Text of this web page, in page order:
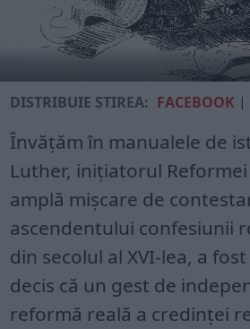
DISTRIBUIE ȘTIREA: FACEBOOK |
Învățăm în manualele de
Luther, inițiatorul
amplă mișcare de
ascendentului confesiunii
din secolul al XVI-lea, a
decis că un gest de
reformă reală a credinței